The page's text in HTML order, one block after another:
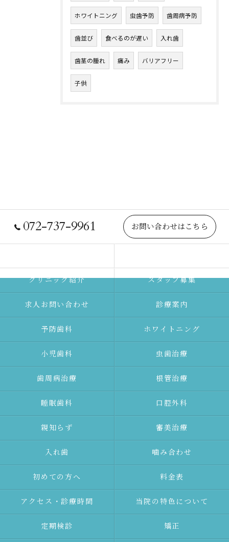
ホワイトニング 虫歯予防 歯周病予防
歯並び 食べるのが遅い 入れ歯
歯茎の腫れ 痛み バリアフリー
子供
072-737-9961 お問い合わせはこちら
クリニック紹介 スタッフ募集
求人お問い合わせ 診療案内
予防⻭科 ホワイトニング
⼩児⻭科 ⾍⻭治療
⻭周病治療 根管治療
睡眠歯科 口腔外科
親知らず 審美治療
⼊れ⻭ 噛み合わせ
初めての⽅へ 料金表
アクセス・診療時間 当院の特色について
定期検診 矯正